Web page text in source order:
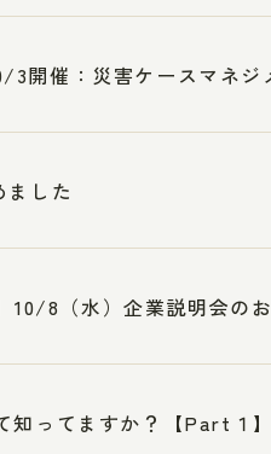
3開催：災害ケースマネ
した
10/8（水）企業説明会の
ってますか？【Part１】